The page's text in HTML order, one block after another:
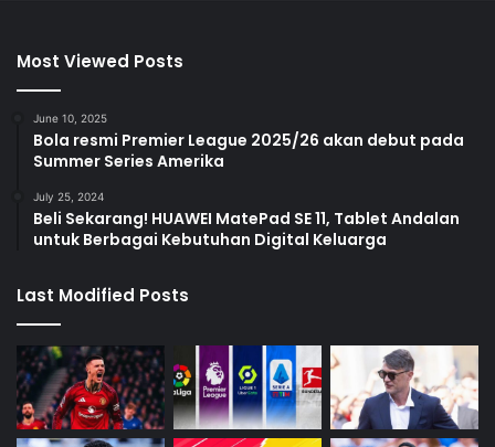
Most Viewed Posts
June 10, 2025
Bola resmi Premier League 2025/26 akan debut pada
Summer Series Amerika
July 25, 2024
Beli Sekarang! HUAWEI MatePad SE 11, Tablet Andalan
untuk Berbagai Kebutuhan Digital Keluarga
Last Modified Posts